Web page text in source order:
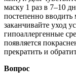
маску 1 раз в 7–10
постепенно вводить
заканчивайте уход
гипоаллергенные
появляется
прекратить и
Вопрос